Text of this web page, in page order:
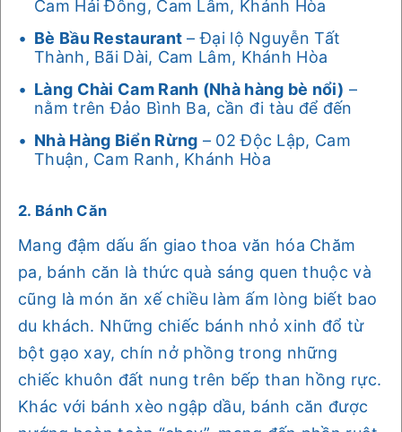
Cam Hải Đông, Cam Lâm, Khánh Hòa
Bè Bầu Restaurant – Đại lộ Nguyễn Tất
Thành, Bãi Dài, Cam Lâm, Khánh Hòa
Làng Chài Cam Ranh (Nhà hàng bè nổi) –
nằm trên Đảo Bình Ba, cần đi tàu để đến
Nhà Hàng Biển Rừng – 02 Độc Lập, Cam
Thuận, Cam Ranh, Khánh Hòa
2. Bánh Căn
Mang đậm dấu ấn giao thoa văn hóa Chăm
pa, bánh căn là thức quà sáng quen thuộc và
cũng là món ăn xế chiều làm ấm lòng biết bao
du khách. Những chiếc bánh nhỏ xinh đổ từ
bột gạo xay, chín nở phồng trong những
chiếc khuôn đất nung trên bếp than hồng rực.
Khác với bánh xèo ngập dầu, bánh căn được